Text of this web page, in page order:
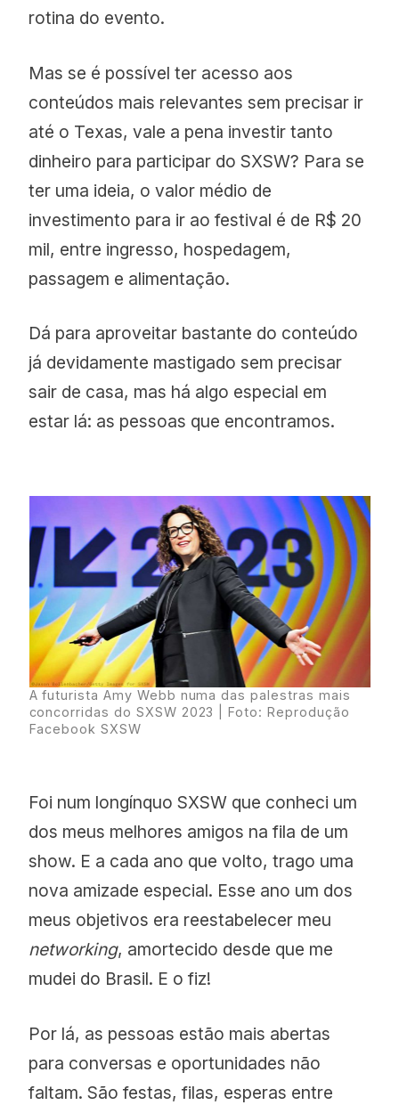
rotina do evento.
Mas se é possível ter acesso aos
conteúdos mais relevantes sem precisar ir
até o Texas, vale a pena investir tanto
dinheiro para participar do SXSW? Para se
ter uma ideia, o valor médio de
investimento para ir ao festival é de R$ 20
mil, entre ingresso, hospedagem,
passagem e alimentação.
Dá para aproveitar bastante do conteúdo
já devidamente mastigado sem precisar
sair de casa, mas há algo especial em
estar lá: as pessoas que encontramos.
A futurista Amy Webb numa das palestras mais
concorridas do SXSW 2023 | Foto: Reprodução
Facebook SXSW
Foi num longínquo SXSW que conheci um
dos meus melhores amigos na fila de um
show. E a cada ano que volto, trago uma
nova amizade especial. Esse ano um dos
meus objetivos era reestabelecer meu
networking, amortecido desde que me
mudei do Brasil. E o fiz!
Por lá, as pessoas estão mais abertas
para conversas e oportunidades não
faltam. São festas, filas, esperas entre